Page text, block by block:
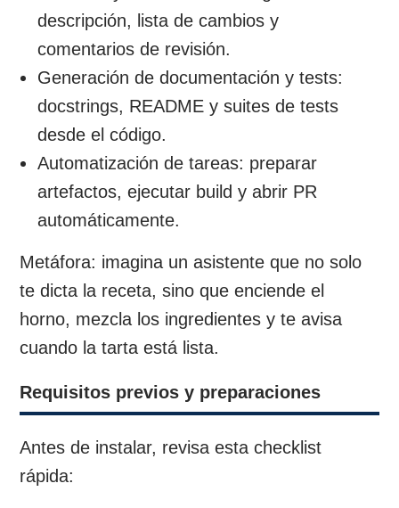
descripción, lista de cambios y
comentarios de revisión.
Generación de documentación y tests:
docstrings, README y suites de tests
desde el código.
Automatización de tareas: preparar
artefactos, ejecutar build y abrir PR
automáticamente.
Metáfora: imagina un asistente que no solo
te dicta la receta, sino que enciende el
horno, mezcla los ingredientes y te avisa
cuando la tarta está lista.
Requisitos previos y preparaciones
Antes de instalar, revisa esta checklist
rápida: